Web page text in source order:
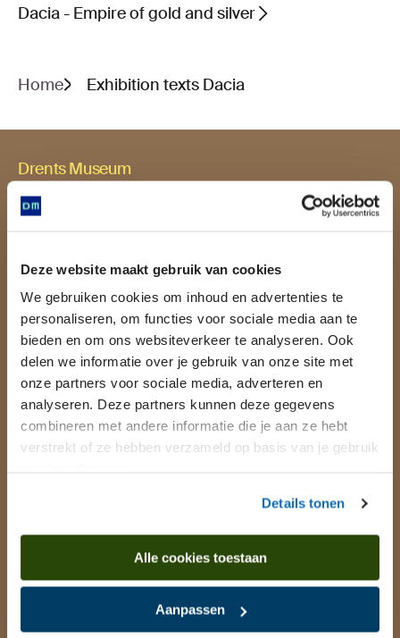
Deze website maakt gebruik van cookies
We gebruiken cookies om inhoud en advertenties te
personaliseren, om functies voor sociale media aan te
bieden en om ons websiteverkeer te analyseren. Ook
delen we informatie over je gebruik van onze site met
onze partners voor sociale media, adverteren en
analyseren. Deze partners kunnen deze gegevens
combineren met andere informatie die je aan ze hebt
verstrekt of ze hebben verzameld op basis van je gebruik
Details tonen
Alle cookies toestaan
Aanpassen
Dacia - Empire of gold and silver
Home Exhibition texts Dacia
Drents Museum
Brink 1, 9401 HS Assen
Opening hours
Today the museum is open from 10.00 AM to
5.00 PM.View all opening hours.
Getting here & parking